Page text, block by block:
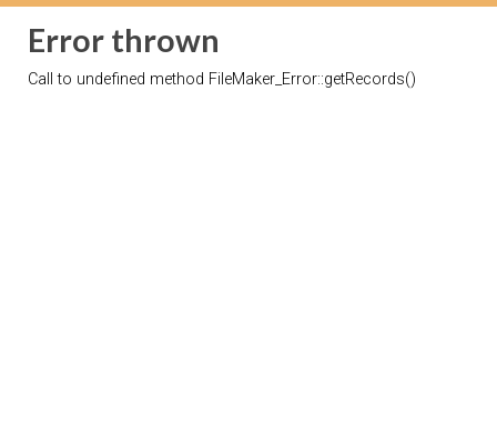
Error thrown
Call to undefined method FileMaker_Error::getRecords()